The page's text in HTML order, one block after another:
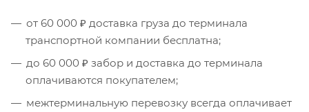
от 60 000 ₽ доставка груза до терминала
транспортной компании бесплатна;
до 60 000 ₽ забор и доставка до терминала
оплачиваются покупателем;
межтерминальную перевозку всегда оплачивает